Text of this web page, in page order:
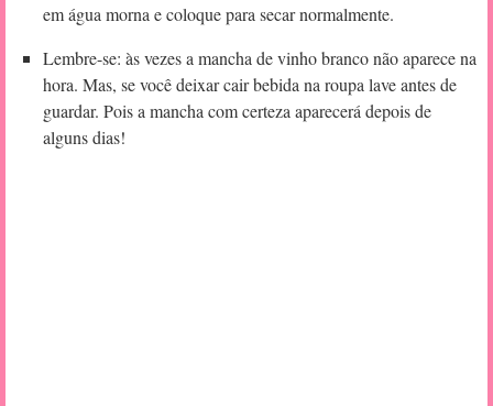
em água morna e coloque para secar normalmente.
Lembre-se: às vezes a mancha de vinho branco não aparece na
hora. Mas, se você deixar cair bebida na roupa lave antes de
guardar. Pois a mancha com certeza aparecerá depois de
alguns dias!